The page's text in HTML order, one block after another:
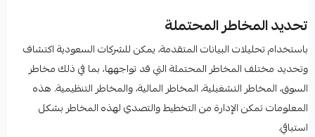
تحديد المخاطر المحتملة
باستخدام تحليلات البيانات المتقدمة، يمكن للشركات السعودية اكتشاف
وتحديد مختلف المخاطر المحتملة التي قد تواجهها، بما في ذلك مخاطر
السوق، المخاطر التشغيلية، المخاطر المالية، والمخاطر التنظيمية. هذه
المعلومات تمكن الإدارة من التخطيط والتصدي لهذه المخاطر بشكل
استباقي.